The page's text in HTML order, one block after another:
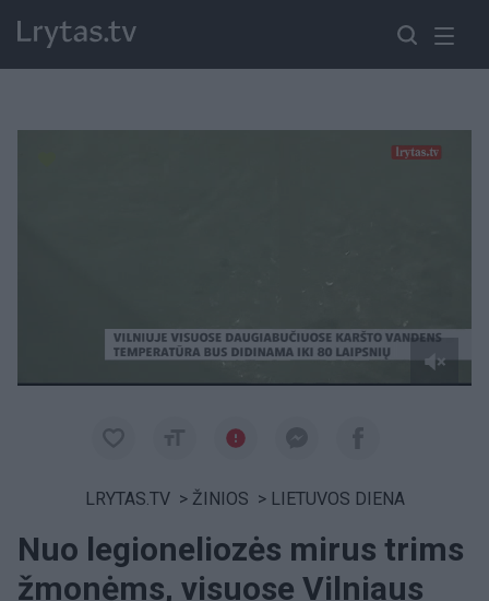
LRYTAS.TV > ŽINIOS > LIETUVOS DIENA
Nuo legioneliozės mirus trims
žmonėms, visuose Vilniaus